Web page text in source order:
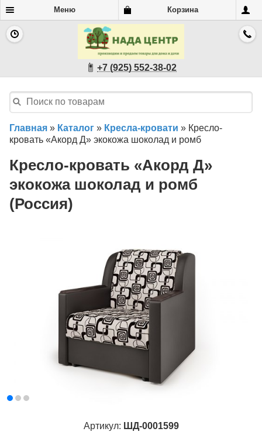
Меню Корзина
+7 (925) 552-38-02
Главная » Каталог » Кресла-кровати » Кресло-
кровать «Акорд Д» экокожа шоколад и ромб
Кресло-кровать «Акорд Д»
экокожа шоколад и ромб
(Россия)
Артикул: ШД-0001599